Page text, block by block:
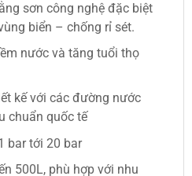
sơn công nghệ đặc biệt
biển – chống rỉ sét.
nước và tăng tuổi thọ
kế với các đường nước
chuẩn quốc tế
bar tới 20 bar
500L, phù hợp với nhu